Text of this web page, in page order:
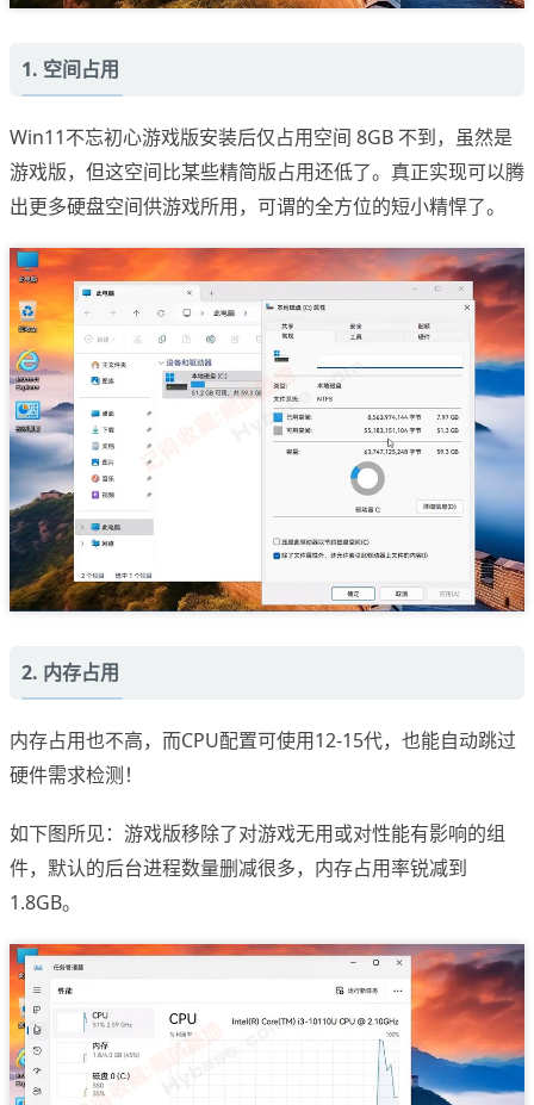
1. 空间占用
Win11不忘初心游戏版安装后仅占用空间 8GB 不到，虽然是
游戏版，但这空间比某些精简版占用还低了。真正实现可以腾
出更多硬盘空间供游戏所用，可谓的全方位的短小精悍了。
2. 内存占用
内存占用也不高，而CPU配置可使用12-15代，也能自动跳过
硬件需求检测！
如下图所见：游戏版移除了对游戏无用或对性能有影响的组
件，默认的后台进程数量删减很多，内存占用率锐减到
1.8GB。